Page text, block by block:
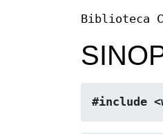
Biblioteca
#include